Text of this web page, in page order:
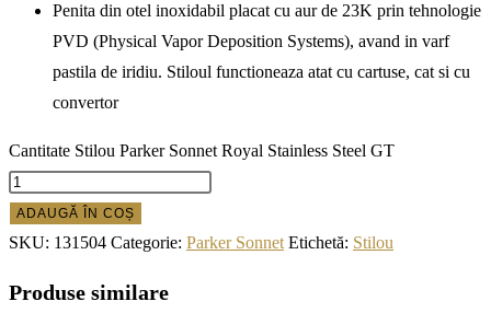
Penita din otel inoxidabil placat cu aur de 23K prin tehnologie
PVD (Physical Vapor Deposition Systems), avand in varf
pastila de iridiu. Stiloul functioneaza atat cu cartuse, cat si cu
convertor
Cantitate Stilou Parker Sonnet Royal Stainless Steel GT
ADAUGĂ ÎN COȘ
SKU: 131504 Categorie: Parker Sonnet Etichetă: Stilou
Produse similare